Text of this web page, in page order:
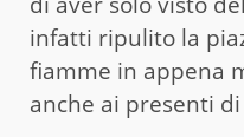
infatti ripulito la
fiamme in appena
anche ai presenti